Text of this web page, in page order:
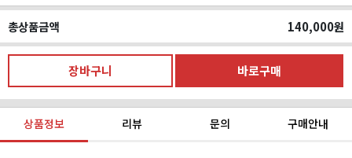
총상품금액 140,000원
상품정보 리뷰 문의 구매안내